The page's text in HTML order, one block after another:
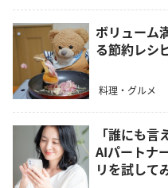
ボリューム
る節約レシ
料理・グルメ
「誰にも言
AIパートナ
リを試して